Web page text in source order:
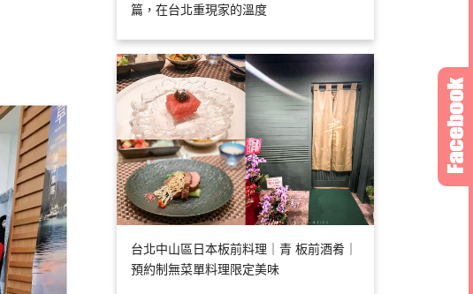
篇，在台北重現家的溫度
台北中山區日本板前料理｜青 板前酒肴｜
預約制無菜單料理限定美味